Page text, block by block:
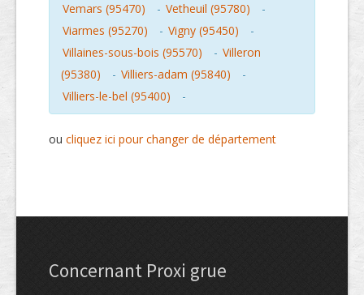
Vemars (95470)
- Vetheuil (95780)
-
Viarmes (95270)
- Vigny (95450)
-
Villaines-sous-bois (95570)
- Villeron
(95380)
- Villiers-adam (95840)
-
Villiers-le-bel (95400)
-
ou cliquez ici pour changer de département
Concernant Proxi grue